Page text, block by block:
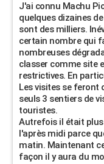
J'ai connu Machu
quelques dizaines
sont des milliers.
certain nombre qui
nombreuses
classer comme site
restrictives. En
Les visites se feront
seuls 3 sentiers de
touristes.
Autrefois il était
l'après midi parce
matin. Maintenant
façon il y aura du